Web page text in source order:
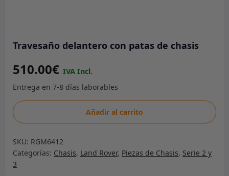
Travesaño delantero con patas de chasis
510.00€
Travesaño
delantero
patas
de
chasis
Añadir al carrito
SKU: RGM6412
Categorías: Chasis, Land Rover, Piezas de Chasis, Serie 2 y
3